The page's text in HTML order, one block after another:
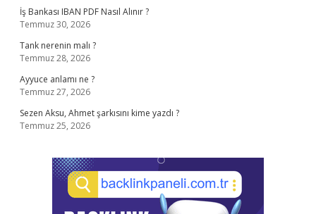
İş Bankası IBAN PDF Nasıl Alınır ?
Temmuz 30, 2026
Tank nerenin malı ?
Temmuz 28, 2026
Ayyuce anlamı ne ?
Temmuz 27, 2026
Sezen Aksu, Ahmet şarkısını kime yazdı ?
Temmuz 25, 2026